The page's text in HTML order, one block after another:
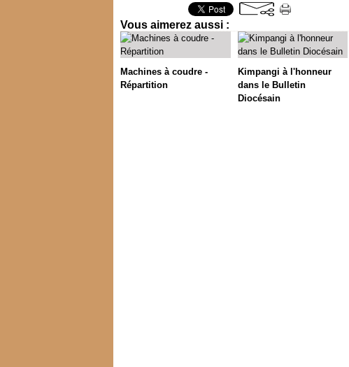
Vous aimerez aussi :
Machines à coudre -
Répartition
Kimpangi à l'honneur
dans le Bulletin
Diocésain